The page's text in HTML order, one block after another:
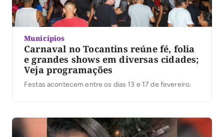
Municípios
Carnaval no Tocantins reúne fé, folia
e grandes shows em diversas cidades;
Veja programações
Festas acontecem entre os dias 13 e 17 de fevereiro.